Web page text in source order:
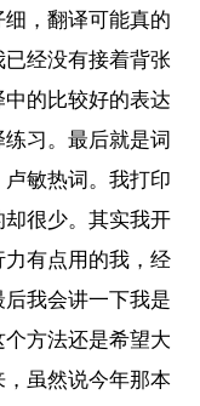
，翻译可能真的
经没有接着背张
的比较好的表达
习。最后就是词
敏热词。我打印
很少。其实我开
有点用的我，经
我会讲一下我是
方法还是希望大
虽然说今年那本